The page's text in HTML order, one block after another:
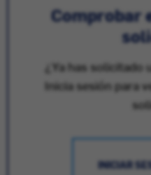
Comprobar
¿Ya has solicitado
Inicia sesión para
INICIAR